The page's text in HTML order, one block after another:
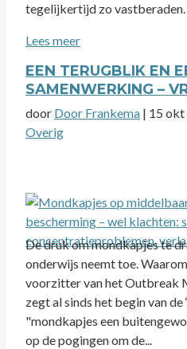
tegelijkertijd zo vastberaden.
Lees meer
EEN TERUGBLIK EN
SAMENWERKING –
door Door Frankema | 15
Overig
De druk om mondkapjes te
onderwijs neemt toe.
voorzitter van het Outbreak
zegt al sinds het begin van de
"mondkapjes een
op de pogingen om de...